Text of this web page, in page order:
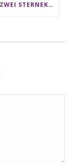
EXCELLENCE GOURMETFESTIVAL ´25: ZWEI STERNEKÖCHE ANTONIO GUIDA & DARIO MORESCO VERWÖHNEN IHRE GÄSTE AUF EINER LUXERIÖSEN SCHIFFSREISE